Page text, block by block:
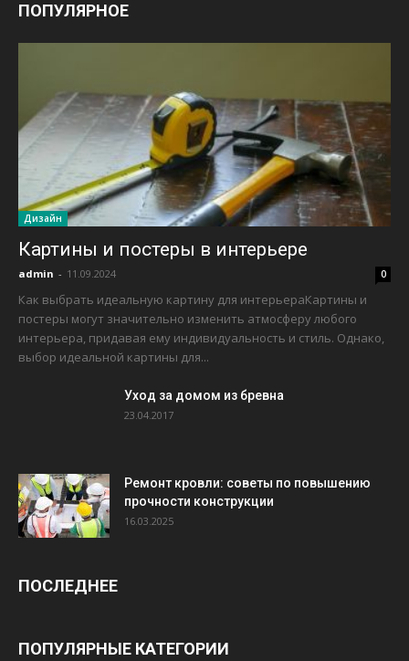
ПОПУЛЯРНОЕ
Дизайн
Картины и постеры в интерьере
admin - 11.09.2024 0
Как выбрать идеальную картину для интерьераКартины и
постеры могут значительно изменить атмосферу любого
интерьера, придавая ему индивидуальность и стиль. Однако,
выбор идеальной картины для...
Уход за домом из бревна
23.04.2017
Ремонт кровли: советы по повышению
прочности конструкции
16.03.2025
ПОСЛЕДНЕЕ
ПОПУЛЯРНЫЕ КАТЕГОРИИ